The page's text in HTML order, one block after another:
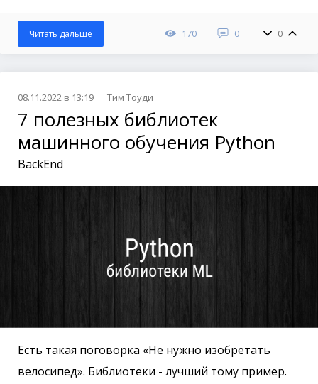
170 0 0
Читать дальше
08.11.2022 в 13:19 Тим Тоуди
7 полезных библиотек
машинного обучения Python
BackEnd
Есть такая поговорка «Не нужно изобретать
велосипед». Библиотеки - лучший тому пример.